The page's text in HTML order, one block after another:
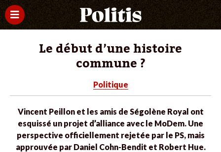
Le début d’une histoire
commune ?
Politique
Vincent Peillon et les amis de Ségolène Royal ont
esquissé un projet d’alliance avec le MoDem. Une
perspective officiellement rejetée par le PS, mais
approuvée par Daniel Cohn-Bendit et Robert Hue.